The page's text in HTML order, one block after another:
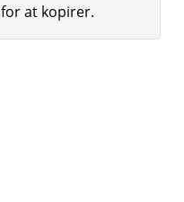
for at kopirer.